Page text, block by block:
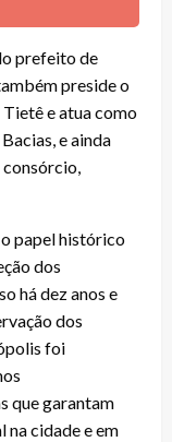
prefeito de
preside o
e atua como
e ainda
papel histórico
dos
há dez anos e
dos
foi
que garantam
cidade e em